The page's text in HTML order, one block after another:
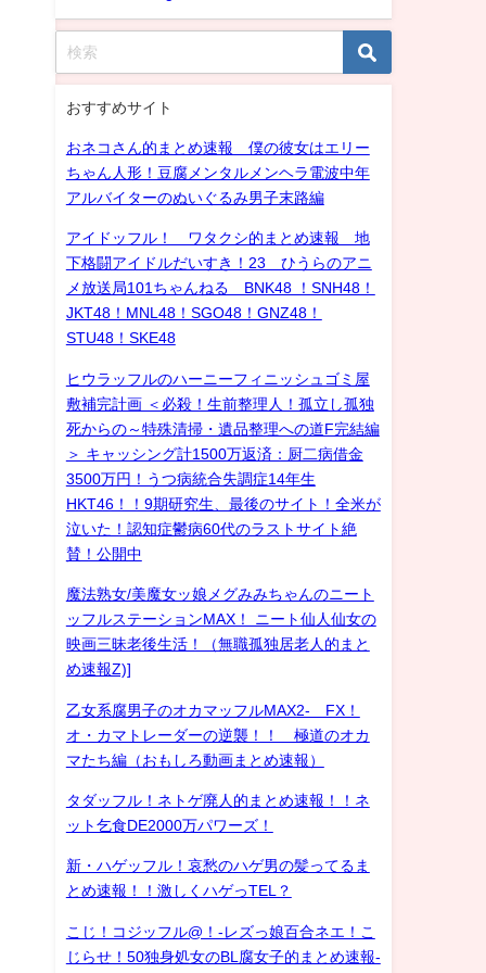
おすすめサイト
おネコさん的まとめ速報 僕の彼女はエリー
ちゃん人形！豆腐メンタルメンヘラ電波中年
アルバイターのぬいぐるみ男子末路編
アイドッフル！ ワタクシ的まとめ速報 地
下格闘アイドルだいすき！23 ひうらのアニ
メ放送局101ちゃんねる BNK48 ！SNH48！
JKT48！MNL48！SGO48！GNZ48！
STU48！SKE48
ヒウラッフルのハーニーフィニッシュゴミ屋
敷補完計画 ＜必殺！生前整理人！孤立し孤独
死からの～特殊清掃・遺品整理への道F完結編
＞ キャッシング計1500万返済：厨二病借金
3500万円！うつ病統合失調症14年生
HKT46！！9期研究生、最後のサイト！全米が
泣いた！認知症鬱病60代のラストサイト絶
賛！公開中
魔法熟女/美魔女ッ娘メグみみちゃんのニート
ッフルステーションMAX！ ニート仙人仙女の
映画三昧老後生活！（無職孤独居老人的まと
め速報Z)]
乙女系腐男子のオカマッフルMAX2- FX！
オ・カマトレーダーの逆襲！！ 極道のオカ
マたち編（おもしろ動画まとめ速報）
タダッフル！ネトゲ廃人的まとめ速報！！ネ
ット乞食DE2000万パワーズ！
新・ハゲッフル！哀愁のハゲ男の髪ってるま
とめ速報！！激しくハゲっTEL？
こじ！コジッフル@！-レズっ娘百合ネエ！こ
じらせ！50独身処女のBL腐女子的まとめ速報-